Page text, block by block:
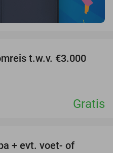
t.w.v. €3.000
Gratis
+ evt. voet- of